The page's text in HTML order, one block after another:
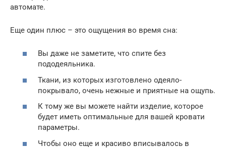
автомате.
Еще один плюс – это ощущения во время сна:
Вы даже не заметите, что спите без
пододеяльника.
Ткани, из которых изготовлено одеяло-
покрывало, очень нежные и приятные на ощупь.
К тому же вы можете найти изделие, которое
будет иметь оптимальные для вашей кровати
параметры.
Чтобы оно еще и красиво вписывалось в